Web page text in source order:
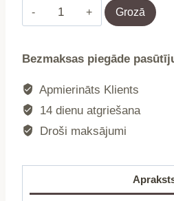
Gultas
veļa
REITA
mikrošķiedra
ziediem
+
Grozā
Bezmaksas piegāde
Apmierināts Klients
14 dienu atgriešana
Droši maksājumi